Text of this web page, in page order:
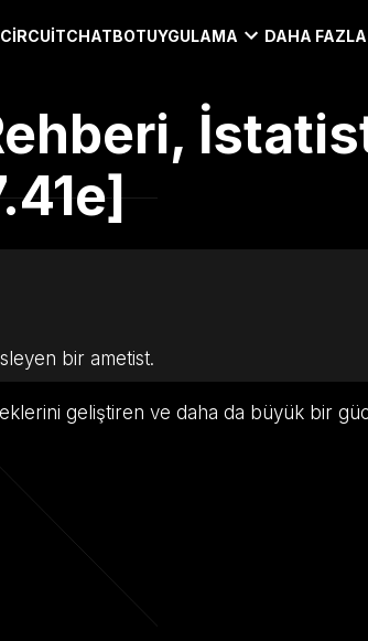
CHATBOTUYGULAMA DAHA FAZLA
bir ametist.
geliştiren ve daha da büyük bir